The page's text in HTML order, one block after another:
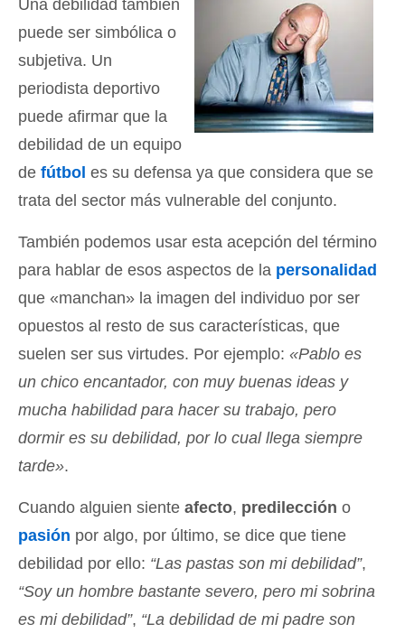
Una debilidad también
puede ser simbólica o
subjetiva. Un
periodista deportivo
puede afirmar que la
debilidad de un equipo
de fútbol es su defensa ya que considera que se
trata del sector más vulnerable del conjunto.
También podemos usar esta acepción del término
para hablar de esos aspectos de la personalidad
que «manchan» la imagen del individuo por ser
opuestos al resto de sus características, que
suelen ser sus virtudes. Por ejemplo: «Pablo es
un chico encantador, con muy buenas ideas y
mucha habilidad para hacer su trabajo, pero
dormir es su debilidad, por lo cual llega siempre
tarde».
Cuando alguien siente afecto, predilección o
pasión por algo, por último, se dice que tiene
debilidad por ello: “Las pastas son mi debilidad”,
“Soy un hombre bastante severo, pero mi sobrina
es mi debilidad”, “La debilidad de mi padre son